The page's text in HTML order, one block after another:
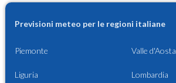
Previsioni meteo per le regioni italiane
Piemonte Valle d'Aosta
Liguria Lombardia